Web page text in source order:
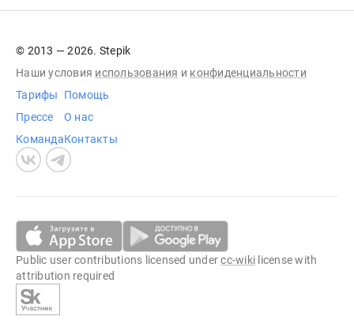
© 2013 — 2026. Stepik
Наши условия использования и конфиденциальности
Тарифы
Прессе
Команда
Помощь
О нас
Контакты
Public user contributions licensed undercc-wiki license with
attribution required